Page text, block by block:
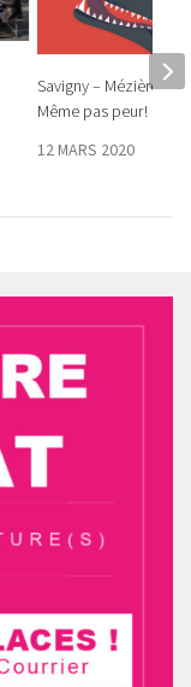
Savigny – Mézières –
Même pas peur !
12 MARS 2020